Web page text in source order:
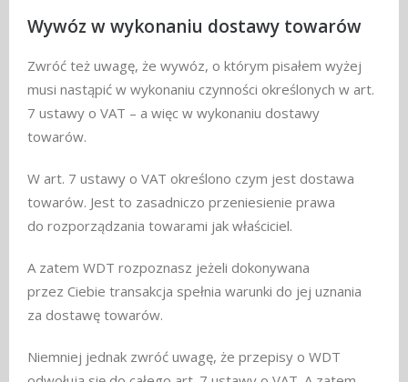
Wywóz w wykonaniu dostawy towarów
Zwróć też uwagę, że wywóz, o którym pisałem wyżej
musi nastąpić w wykonaniu czynności określonych w art.
7 ustawy o VAT – a więc w wykonaniu dostawy
towarów.
W art. 7 ustawy o VAT określono czym jest dostawa
towarów. Jest to zasadniczo przeniesienie prawa
do rozporządzania towarami jak właściciel.
A zatem WDT rozpoznasz jeżeli dokonywana
przez Ciebie transakcja spełnia warunki do jej uznania
za dostawę towarów.
Niemniej jednak zwróć uwagę, że przepisy o WDT